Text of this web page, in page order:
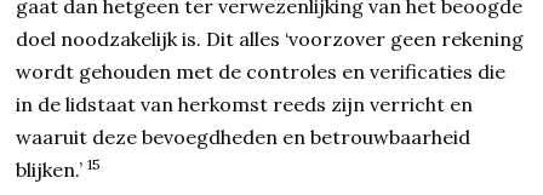
gaat dan hetgeen ter verwezenlijking van het beoogde
doel noodzakelijk is. Dit alles ‘voorzover geen rekening
wordt gehouden met de controles en verificaties die
in de lidstaat van herkomst reeds zijn verricht en
waaruit deze bevoegdheden en betrouwbaarheid
blijken.’15